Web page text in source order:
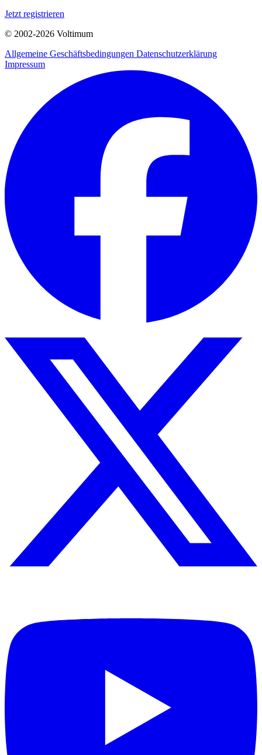
Jetzt registrieren
© 2002-2026 Voltimum
Allgemeine Geschäftsbedingungen Datenschutzerklärung
Impressum